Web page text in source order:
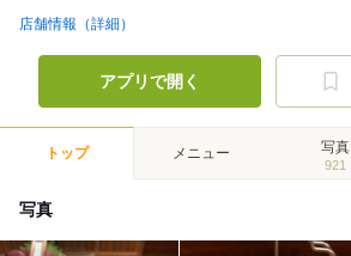
店舗情報（詳細）
アプリで開く
トップ メニュー 写真
921
写真